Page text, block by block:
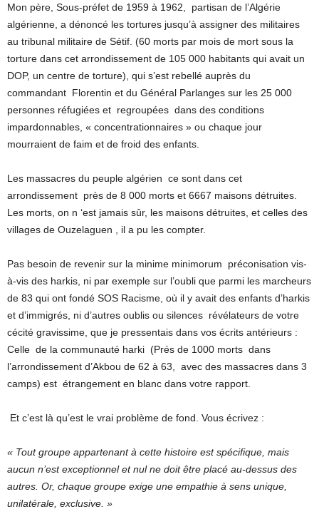
Mon père, Sous-préfet de 1959 à 1962, partisan de l’Algérie
algérienne, a dénoncé les tortures jusqu’à assigner des militaires
au tribunal militaire de Sétif. (60 morts par mois de mort sous la
torture dans cet arrondissement de 105 000 habitants qui avait un
DOP, un centre de torture), qui s’est rebellé auprès du
commandant Florentin et du Général Parlanges sur les 25 000
personnes réfugiées et regroupées dans des conditions
impardonnables, « concentrationnaires » ou chaque jour
mourraient de faim et de froid des enfants.
Les massacres du peuple algérien ce sont dans cet
arrondissement près de 8 000 morts et 6667 maisons détruites.
Les morts, on n ‘est jamais sûr, les maisons détruites, et celles des
villages de Ouzelaguen , il a pu les compter.
Pas besoin de revenir sur la minime minimorum préconisation vis-
à-vis des harkis, ni par exemple sur l’oubli que parmi les marcheurs
de 83 qui ont fondé SOS Racisme, où il y avait des enfants d’harkis
et d’immigrés, ni d’autres oublis ou silences révélateurs de votre
cécité gravissime, que je pressentais dans vos écrits antérieurs :
Celle de la communauté harki (Prés de 1000 morts dans
l’arrondissement d’Akbou de 62 à 63, avec des massacres dans 3
camps) est étrangement en blanc dans votre rapport.
Et c’est là qu’est le vrai problème de fond. Vous écrivez :
« Tout groupe appartenant à cette histoire est spécifique, mais
aucun n’est exceptionnel et nul ne doit être placé au-dessus des
autres. Or, chaque groupe exige une empathie à sens unique,
unilatérale, exclusive. »